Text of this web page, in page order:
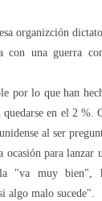
organizción
con una guerra
por lo que han
en el 2 %.
al ser
ocasión para lanzar
"va muy bien",
algo malo sucede".